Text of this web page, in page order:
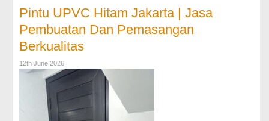
Pintu UPVC Hitam Jakarta | Jasa
Pembuatan Dan Pemasangan
Berkualitas
12th June 2026